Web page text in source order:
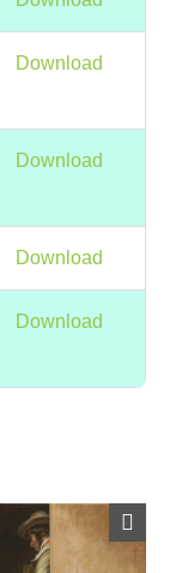
Download
Download
Download
Download